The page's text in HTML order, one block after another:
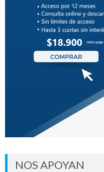
NOS APOYAN